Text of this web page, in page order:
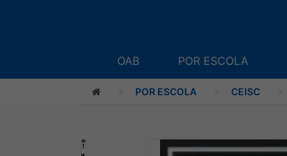
OAB POR ESCOLA
POR ESCOLA CEISC